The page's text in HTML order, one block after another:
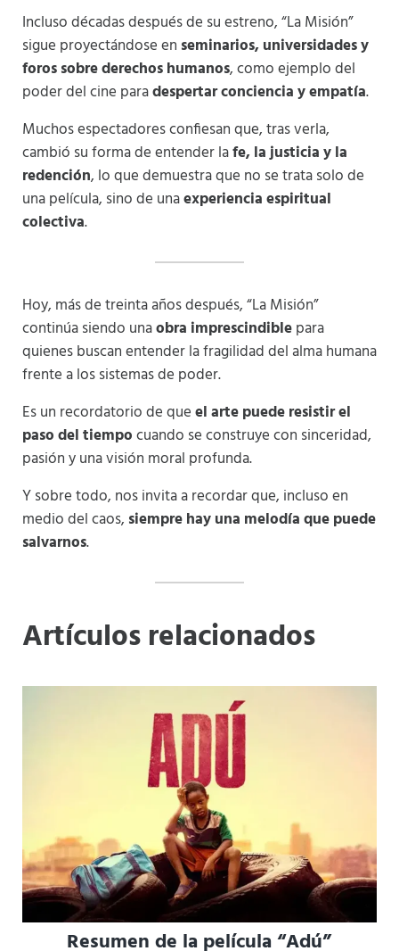
Incluso décadas después de su estreno, “La Misión”
sigue proyectándose en seminarios, universidades y
foros sobre derechos humanos, como ejemplo del
poder del cine paradespertar conciencia y empatía.
Muchos espectadores confiesan que, tras verla,
cambió su forma de entender lafe, la justicia y la
redención, lo que demuestra que no se trata solo de
una película, sino de unaexperiencia espiritual
colectiva.
Hoy, más de treinta años después, “La Misión”
continúa siendo unaobra imprescindiblepara
quienes buscan entender la fragilidad del alma humana
frente a los sistemas de poder.
Es un recordatorio de queel arte puede resistir el
paso del tiempocuando se construye con sinceridad,
pasión y una visión moral profunda.
Y sobre todo, nos invita a recordar que, incluso en
medio del caos, siempre hay una melodía que puede
salvarnos.
Artículos relacionados
Resumen de la película “Adú”